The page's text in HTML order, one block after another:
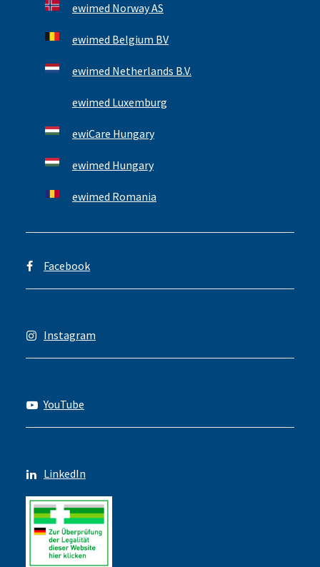
ewimed Norway AS
ewimed Belgium BV
ewimed Netherlands B.V.
ewimed Luxemburg
ewiCare Hungary
ewimed Hungary
ewimed Romania
Facebook
Instagram
YouTube
LinkedIn